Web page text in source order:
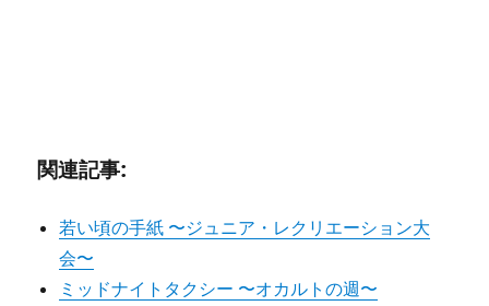
関連記事:
若い頃の手紙 〜ジュニア・レクリエーション大
会〜
ミッドナイトタクシー 〜オカルトの週〜